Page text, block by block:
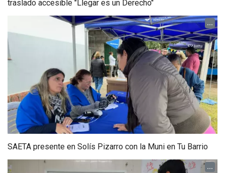
traslado accesible "Llegar es un Derecho"
...
SAETA presente en Solís Pizarro con la Muni en Tu Barrio
...